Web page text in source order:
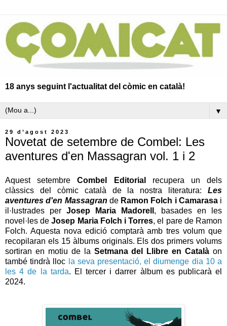
18 anys seguint l'actualitat del còmic en català!
▼
29 d’agost 2023
Novetat de setembre de Combel: Les
aventures d'en Massagran vol. 1 i 2
Aquest setembreCombel Editorial
recupera un dels
clàssics del còmic català de la nostra literatura: Les
aventures d'en Massagran deRamon Folch i Camarasai
il·lustrades per Josep Maria Madorell , basades en les
novel·les deJosep Maria Folch i Torres, el pare de Ramon
Folch. Aquesta nova edició comptarà amb tres volum que
recopilaran els 15 àlbums originals. Els dos primers volums
sortiran en motiu de la Setmana del Llibre en Català on
també tindrà lloc la seva presentació, el diumenge dia 10 a
les 4 de la tarda. El tercer i darrer àlbum es publicarà el
2024.